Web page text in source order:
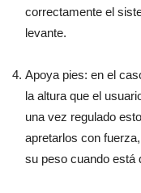
correctamente el
levante.
Apoya pies: en el
la altura que el
una vez regulado
apretarlos con
su peso cuando está